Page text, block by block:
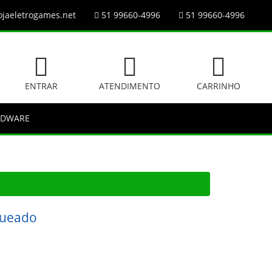
51 99660-4996 51 99660-4996
ENTRAR ATENDIMENTO CARRINHO